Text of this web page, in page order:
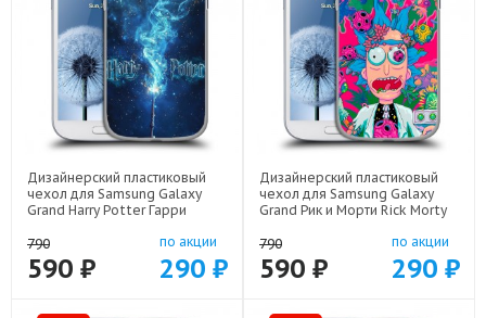
Дизайнерский пластиковый
чехол для Samsung Galaxy
Grand Harry Potter Гарри
790
590 ₽
по акции
290 ₽
Дизайнерский пластиковый
чехол для Samsung Galaxy
Grand Рик и Морти Rick Morty
790
590 ₽
по акции
290 ₽